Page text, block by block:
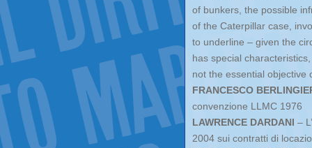
of bunkers, the possible
of the Caterpillar case,
to underline – given the
has special
not the essential objective
FRANCESCO
convenzione LLMC 1976
LAWRENCE DARDANI –
2004 sui contratti di